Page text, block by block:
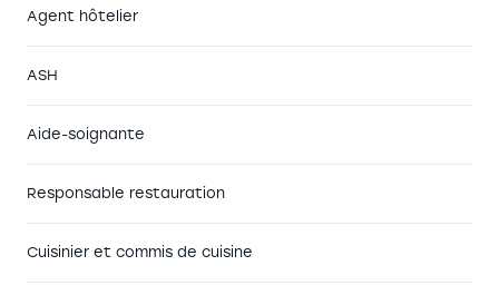
Agent hôtelier
ASH
Aide-soignante
Responsable restauration
Cuisinier et commis de cuisine